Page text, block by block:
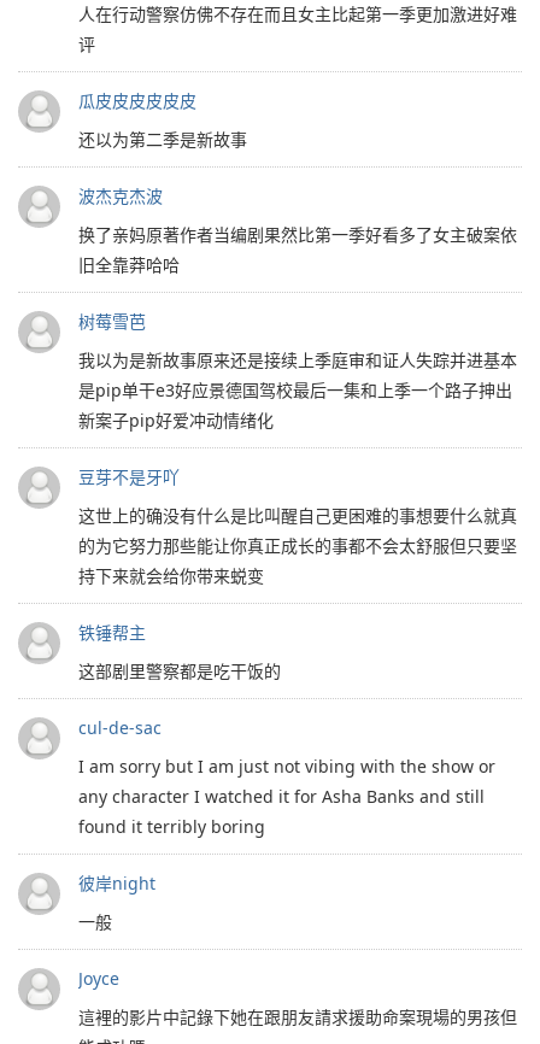
人在行动警察仿佛不存在而且女主比起第一季更加激进好难
评
瓜皮皮皮皮皮皮
还以为第二季是新故事
波杰克杰波
换了亲妈原著作者当编剧果然比第一季好看多了女主破案依
旧全靠莽哈哈
树莓雪芭
我以为是新故事原来还是接续上季庭审和证人失踪并进基本
是pip单干e3好应景德国驾校最后一集和上季一个路子抻出
新案子pip好爱冲动情绪化
豆芽不是牙吖
这世上的确没有什么是比叫醒自己更困难的事想要什么就真
的为它努力那些能让你真正成长的事都不会太舒服但只要坚
持下来就会给你带来蜕变
铁锤帮主
这部剧里警察都是吃干饭的
cul-de-sac
I am sorry but I am just not vibing with the show or
any character I watched it for Asha Banks and still
found it terribly boring
彼岸night
一般
Joyce
這裡的影片中記錄下她在跟朋友請求援助命案現場的男孩但